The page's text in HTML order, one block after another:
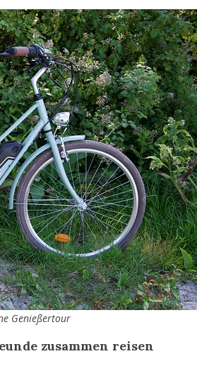
Genießertour
zusammen reisen